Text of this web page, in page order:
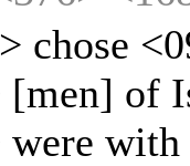
chose
[men] of
were